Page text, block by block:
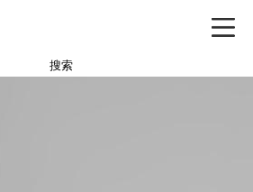
搜索